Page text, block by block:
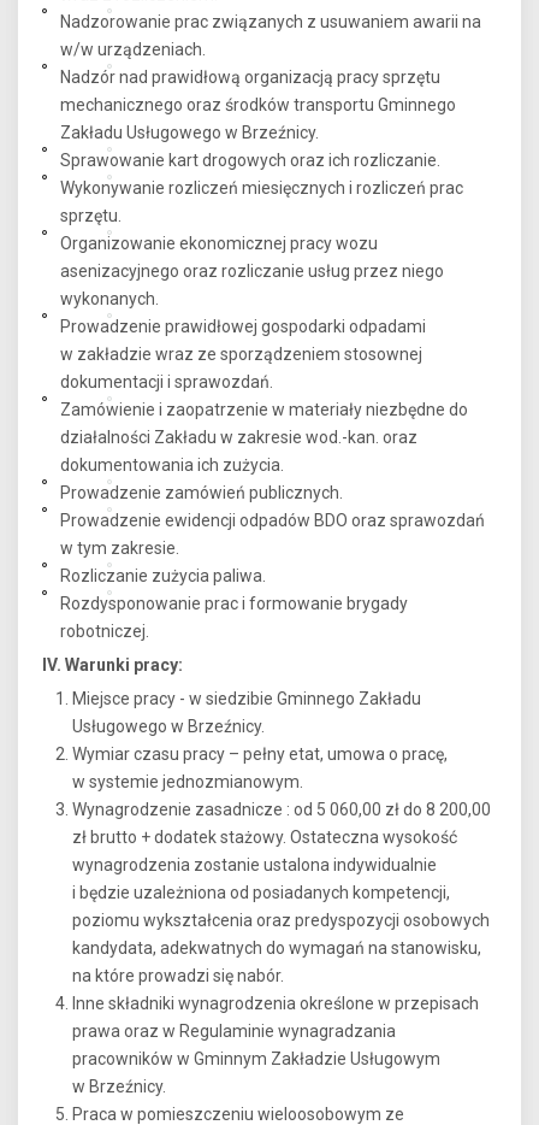
Nadzorowanie prac związanych z usuwaniem awarii na
w/w urządzeniach.
Nadzór nad prawidłową organizacją pracy sprzętu
mechanicznego oraz środków transportu Gminnego
Zakładu Usługowego w Brzeźnicy.
Sprawowanie kart drogowych oraz ich rozliczanie.
Wykonywanie rozliczeń miesięcznych i rozliczeń prac
sprzętu.
Organizowanie ekonomicznej pracy wozu
asenizacyjnego oraz rozliczanie usług przez niego
wykonanych.
Prowadzenie prawidłowej gospodarki odpadami
w zakładzie wraz ze sporządzeniem stosownej
dokumentacji i sprawozdań.
Zamówienie i zaopatrzenie w materiały niezbędne do
działalności Zakładu w zakresie wod.-kan. oraz
dokumentowania ich zużycia.
Prowadzenie zamówień publicznych.
Prowadzenie ewidencji odpadów BDO oraz sprawozdań
w tym zakresie.
Rozliczanie zużycia paliwa.
Rozdysponowanie prac i formowanie brygady
robotniczej.
IV. Warunki pracy:
Miejsce pracy - w siedzibie Gminnego Zakładu
Usługowego w Brzeźnicy.
Wymiar czasu pracy – pełny etat, umowa o pracę,
w systemie jednozmianowym.
Wynagrodzenie zasadnicze : od 5 060,00 zł do 8 200,00
zł brutto + dodatek stażowy. Ostateczna wysokość
wynagrodzenia zostanie ustalona indywidualnie
i będzie uzależniona od posiadanych kompetencji,
poziomu wykształcenia oraz predyspozycji osobowych
kandydata, adekwatnych do wymagań na stanowisku,
na które prowadzi się nabór.
Inne składniki wynagrodzenia określone w przepisach
prawa oraz w Regulaminie wynagradzania
pracowników w Gminnym Zakładzie Usługowym
w Brzeźnicy.
Praca w pomieszczeniu wieloosobowym ze